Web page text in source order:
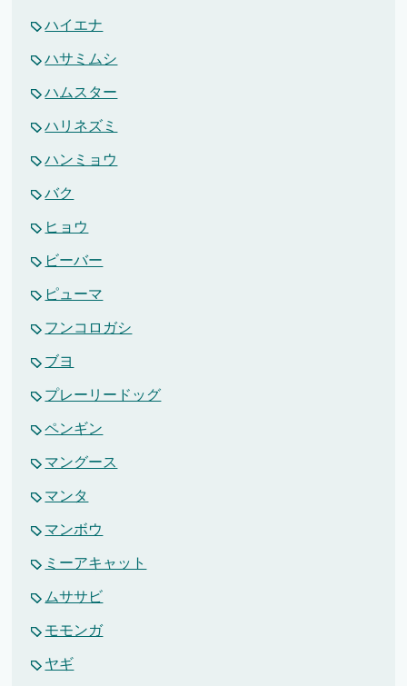
ハイエナ
ハサミムシ
ハムスター
ハリネズミ
ハンミョウ
バク
ヒョウ
ビーバー
ピューマ
フンコロガシ
ブヨ
プレーリードッグ
ペンギン
マングース
マンタ
マンボウ
ミーアキャット
ムササビ
モモンガ
ヤギ